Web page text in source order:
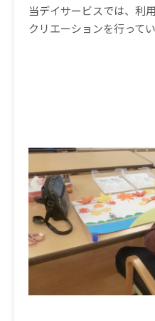
当デイサービスでは、利
クリエーションを行ってい